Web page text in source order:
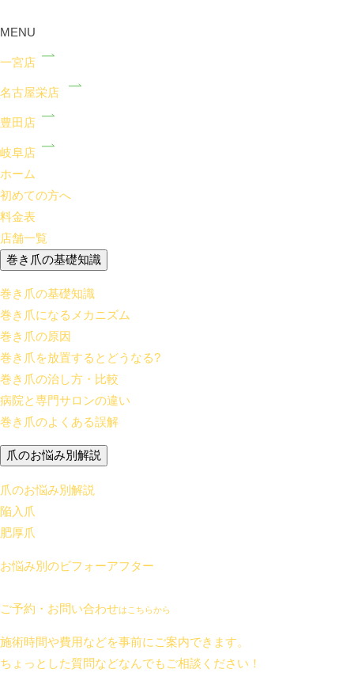
MENU
一宮店
名古屋栄店
豊田店
岐阜店
ホーム
初めての方へ
料金表
店舗一覧
巻き爪の基礎知識
巻き爪の基礎知識
巻き爪になるメカニズム
巻き爪の原因
巻き爪を放置するとどうなる?
巻き爪の治し方・比較
病院と専門サロンの違い
巻き爪のよくある誤解
爪のお悩み別解説
爪のお悩み別解説
陥入爪
肥厚爪
お悩み別のビフォーアフター
ご予約・お問い合わせはこちらから
施術時間や費用などを事前にご案内できます。
ちょっとした質問などなんでもご相談ください！